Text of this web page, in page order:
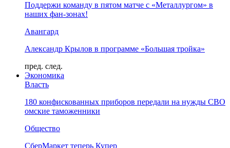
Поддержи команду в пятом матче с «Металлургом» в
наших фан-зонах!
Авангард
Александр Крылов в программе «Большая тройка»
пред. след.
Экономика
Власть
180 конфискованных приборов передали на нужды СВО
омские таможенники
Общество
СберМаркет теперь Купер